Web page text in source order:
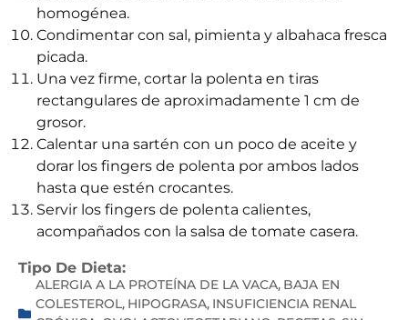
homogénea.
Condimentar con sal, pimienta y albahaca fresca
picada.
Una vez firme, cortar la polenta en tiras
rectangulares de aproximadamente 1 cm de
grosor.
Calentar una sartén con un poco de aceite y
dorar los fingers de polenta por ambos lados
hasta que estén crocantes.
Servir los fingers de polenta calientes,
acompañados con la salsa de tomate casera.
Tipo De Dieta:
ALERGIA A LA PROTEÍNA DE LA VACA, BAJA EN
COLESTEROL, HIPOGRASA, INSUFICIENCIA RENAL